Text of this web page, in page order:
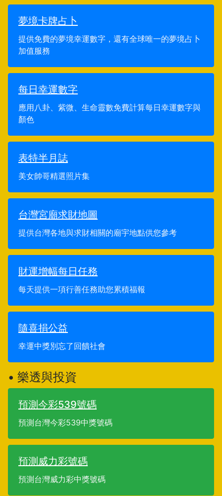
夢境卡牌占卜
提供免費的夢境幸運數字，還有全球唯一的夢境占卜
加值服務
每日幸運數字
應用八卦、紫微、生命靈數免費計算每日幸運數字與
顏色
表特半月誌
美女帥哥精選照片集
台灣宮廟求財地圖
提供台灣各地與求財相關的廟宇地點供您參考
財運增幅每日任務
每天提供一項行善任務助您累積福報
隨喜捐公益
幸運中獎別忘了回饋社會
• 樂透與投資
預測今彩539號碼
預測台灣今彩539中獎號碼
預測威力彩號碼
預測台灣威力彩中獎號碼